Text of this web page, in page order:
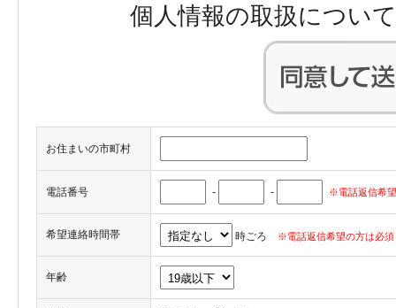
個人情報の取扱につい
お住まいの市町村
電話番号 - - ※電話返信希
希望連絡時間帯 時ごろ ※電話返信希望の方は必須
年齢